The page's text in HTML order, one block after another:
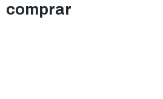
comprar